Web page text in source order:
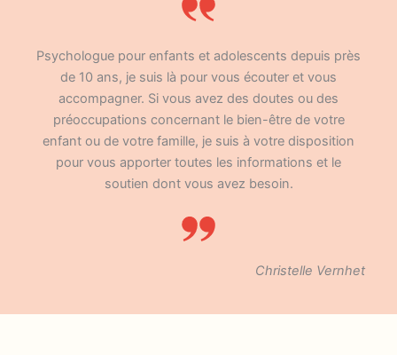
Psychologue pour enfants et adolescents depuis près
de 10 ans, je suis là pour vous écouter et vous
accompagner. Si vous avez des doutes ou des
préoccupations concernant le bien-être de votre
enfant ou de votre famille, je suis à votre disposition
pour vous apporter toutes les informations et le
soutien dont vous avez besoin.
Christelle Vernhet